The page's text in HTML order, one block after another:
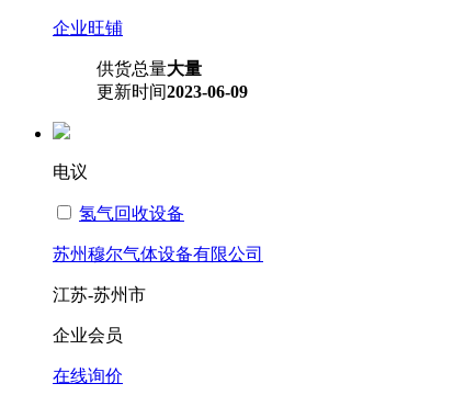
企业旺铺
供货总量大量
更新时间2023-06-09
电议
氢气回收设备
苏州穆尔气体设备有限公司
江苏-苏州市
企业会员
在线询价